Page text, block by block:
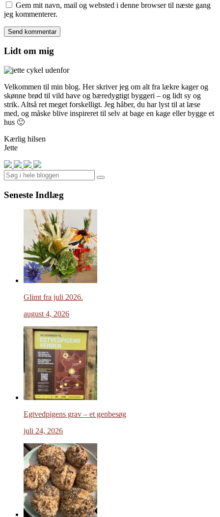
Gem mit navn, mail og websted i denne browser til næste gang
jeg kommenterer.
Lidt om mig
Velkommen til min blog. Her skriver jeg om alt fra lækre kager og
skønne brød til vild have og bæredygtigt byggeri – og lidt sy og
strik. Altså ret meget forskelligt. Jeg håber, du har lyst til at læse
med, og måske blive inspireret til selv at bage en kage eller bygge et
hus 🙂
Kærlig hilsen
Jette
Search
Seneste Indlæg
Glimt fra juli 2026.
august 4, 2026
Egtvedpigens grav – et genbesøg
juli 24, 2026